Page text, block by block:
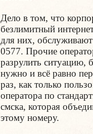
Дело в том, что
безлимитный
для них,
0577. Прочие
разрулить ситуацию,
нужно и всё равно
раз, как только
оператора по
смска, которая
этому номеру.